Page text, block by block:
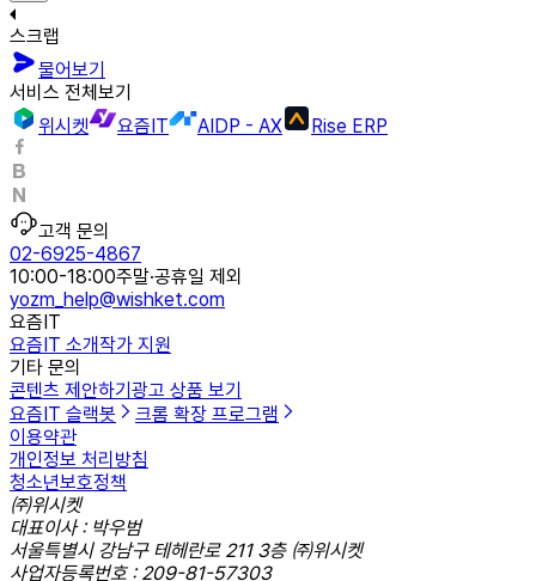
스크랩
물어보기
서비스 전체보기
위시켓
요즘IT AIDP - AX Rise ERP
고객 문의
02-6925-4867
10:00-18:00주말·공휴일 제외
yozm_help@wishket.com
요즘IT
요즘IT 소개작가 지원
기타 문의
콘텐츠 제안하기 광고 상품 보기
요즘IT 슬랙봇
크롬 확장 프로그램
이용약관
개인정보 처리방침
청소년보호정책
㈜위시켓
대표이사 : 박우범
서울특별시 강남구 테헤란로 211 3층 ㈜위시켓
사업자등록번호 : 209-81-57303